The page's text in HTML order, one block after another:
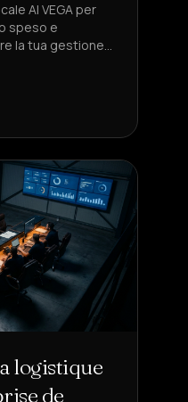
AI VEGA per
speso e
la tua gestione
logistique
de